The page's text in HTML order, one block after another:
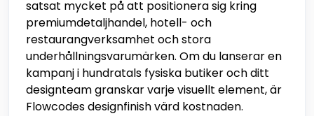
satsat mycket på att positionera sig kring
premiumdetaljhandel, hotell- och
restaurangverksamhet och stora
underhållningsvarumärken. Om du lanserar en
kampanj i hundratals fysiska butiker och ditt
designteam granskar varje visuellt element, är
Flowcodes designfinish värd kostnaden.